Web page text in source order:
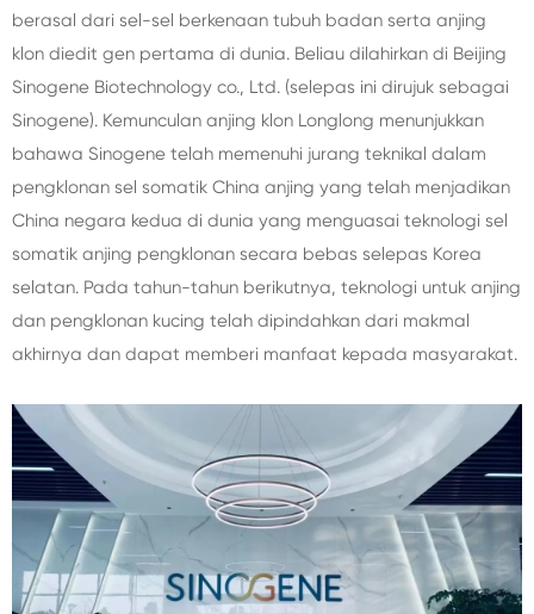
berasal dari sel-sel berkenaan tubuh badan serta anjing
klon diedit gen pertama di dunia. Beliau dilahirkan di Beijing
Sinogene Biotechnology co., Ltd. (selepas ini dirujuk sebagai
Sinogene). Kemunculan anjing klon Longlong menunjukkan
bahawa Sinogene telah memenuhi jurang teknikal dalam
pengklonan sel somatik China anjing yang telah menjadikan
China negara kedua di dunia yang menguasai teknologi sel
somatik anjing pengklonan secara bebas selepas Korea
selatan. Pada tahun-tahun berikutnya, teknologi untuk anjing
dan pengklonan kucing telah dipindahkan dari makmal
akhirnya dan dapat memberi manfaat kepada masyarakat.